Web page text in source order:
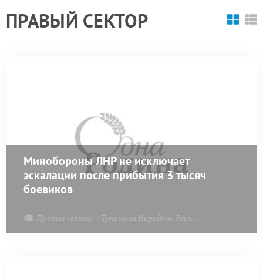
Строка
навигации
ПРАВЫЙ СЕКТОР
Минобороны ЛНР не исключает
эскалации после прибытия 3 тысяч
боевиков
Правый сектор Луганская Народная Республика